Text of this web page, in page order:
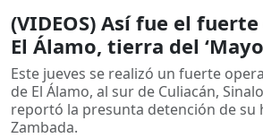
(VIDEOS) Así fue el
El Álamo, tierra del
Este jueves se realizó un fuerte
de El Álamo, al sur de Culiacán,
reportó la presunta detención de su
Zambada.